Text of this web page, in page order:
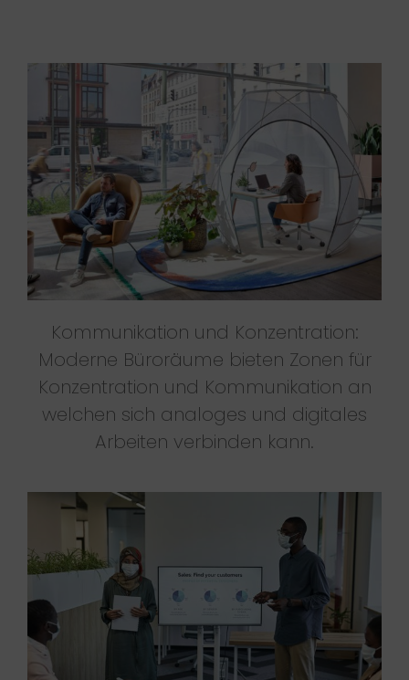
Kommunikation und Konzentration:
Moderne Büroräume bieten Zonen für
Konzentration und Kommunikation an
welchen sich analoges und digitales
Arbeiten verbinden kann.